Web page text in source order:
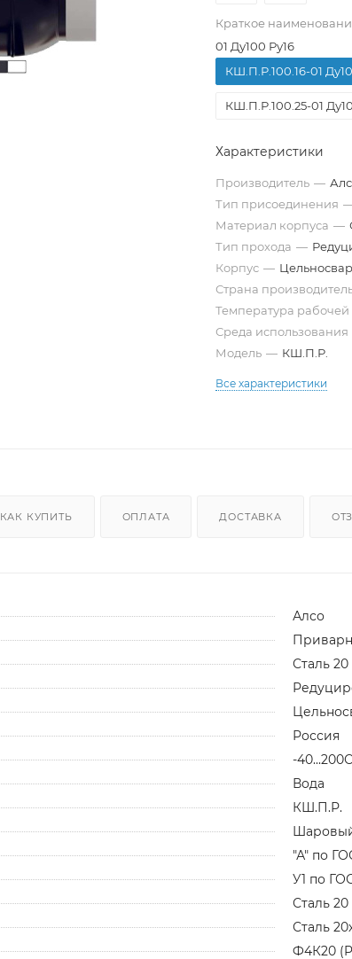
Краткое
01 Ду100 Ру16
КШ.П.Р.100.16-01
КШ.П.Р.100.25-01
Характеристики
Производитель —
Тип присоединения
Материал корпуса —
Тип прохода —
Корпус —
Страна
Температура рабочей
Среда использования
Модель — КШ.П.Р.
Все характеристики
КАК КУПИТЬ ОПЛАТА ДОСТАВКА
Алсо
Сталь 20
Россия
-40...200С
Вода
КШ.П.Р.
"А" по
У1 по
Сталь 20
Сталь
Ф4К20